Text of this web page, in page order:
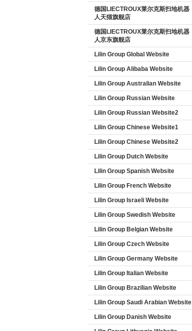
德国LIECTROUX莱尔克斯扫地机器
人天猫旗舰店
德国LIECTROUX莱尔克斯扫地机器
人京东旗舰店
Lilin Group Global Website
Lilin Group Alibaba Website
Lilin Group Australian Website
Lilin Group Russian Website
Lilin Group Russian Website2
Lilin Group Chinese Website1
Lilin Group Chinese Website2
Lilin Group Dutch Website
Lilin Group Spanish Website
Lilin Group French Website
Lilin Group Israeli Website
Lilin Group Swedish Website
Lilin Group Belgian Website
Lilin Group Czech Website
Lilin Group Germany Website
Lilin Group Italian Website
Lilin Group Brazilian Website
Lilin Group Saudi Arabian Website
Lilin Group Danish Website